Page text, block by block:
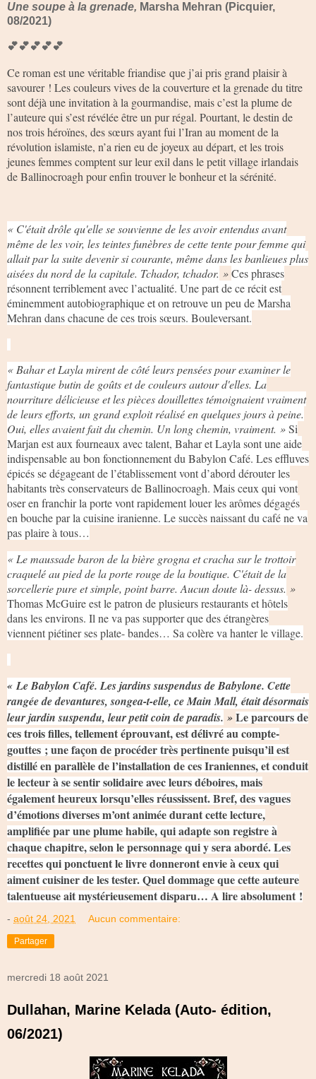
Une soupe à la grenade, Marsha Mehran (Picquier,
08/2021)
💕💕💕💕💕
Ce roman est une véritable friandise que j’ai pris grand plaisir à
savourer ! Les couleurs vives de la couverture et la grenade du titre
sont déjà une invitation à la gourmandise, mais c’est la plume de
l’auteure qui s’est révélée être un pur régal. Pourtant, le destin de
nos trois héroïnes, des sœurs ayant fui l’Iran au moment de la
révolution islamiste, n’a rien eu de joyeux au départ, et les trois
jeunes femmes comptent sur leur exil dans le petit village irlandais
de Ballinocroagh pour enfin trouver le bonheur et la sérénité.
« C'était drôle qu'elle se souvienne de les avoir entendus avant
même de les voir, les teintes funèbres de cette tente pour femme qui
allait par la suite devenir si courante, même dans les banlieues plus
aisées du nord de la capitale. Tchador, tchador. »Ces phrases
résonnent terriblement avec l’actualité. Une part de ce récit est
éminemment autobiographique et on retrouve un peu de Marsha
Mehran dans chacune de ces trois sœurs. Bouleversant.
« Bahar et Layla mirent de côté leurs pensées pour examiner le
fantastique butin de goûts et de couleurs autour d'elles. La
nourriture délicieuse et les pièces douillettes témoignaient vraiment
de leurs efforts, un grand exploit réalisé en quelques jours à peine.
Oui, elles avaient fait du chemin. Un long chemin, vraiment. »Si
Marjan est aux fourneaux avec talent, Bahar et Layla sont une aide
indispensable au bon fonctionnement du Babylon Café. Les effluves
épicés se dégageant de l’établissement vont d’abord dérouter les
habitants très conservateurs de Ballinocroagh. Mais ceux qui vont
oser en franchir la porte vont rapidement louer les arômes dégagés
en bouche par la cuisine iranienne. Le succès naissant du café ne va
pas plaire à tous…
« Le maussade baron de la bière grogna et cracha sur le trottoir
craquelé au pied de la porte rouge de la boutique. C'était de la
sorcellerie pure et simple, point barre. Aucun doute là- dessus. »
Thomas McGuire est le patron de plusieurs restaurants et hôtels
dans les environs. Il ne va pas supporter que des étrangères
viennent piétiner ses plate- bandes… Sa colère va hanter le village.
« Le Babylon Café. Les jardins suspendus de Babylone. Cette
rangée de devantures, songea-t-elle, ce Main Mall, était désormais
leur jardin suspendu, leur petit coin de paradis. »Le parcours de
ces trois filles, tellement éprouvant, est délivré au compte-
gouttes ; une façon de procéder très pertinente puisqu’il est
distillé en parallèle de l’installation de ces Iraniennes, et conduit
le lecteur à se sentir solidaire avec leurs déboires, mais
également heureux lorsqu’elles réussissent. Bref, des vagues
d’émotions diverses m’ont animée durant cette lecture,
amplifiée par une plume habile, qui adapte son registre à
chaque chapitre, selon le personnage qui y sera abordé. Les
recettes qui ponctuent le livre donneront envie à ceux qui
aiment cuisiner de les tester. Quel dommage que cette auteure
talentueuse ait mystérieusement disparu… A lire absolument !
- août 24, 2021 Aucun commentaire:
Partager
mercredi 18 août 2021
Dullahan, Marine Kelada (Auto- édition,
06/2021)